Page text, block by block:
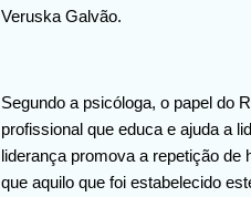
Veruska Galvão.
Segundo a psicóloga, o papel do
profissional que educa e ajuda a
liderança promova a repetição
que aquilo que foi estabelecido